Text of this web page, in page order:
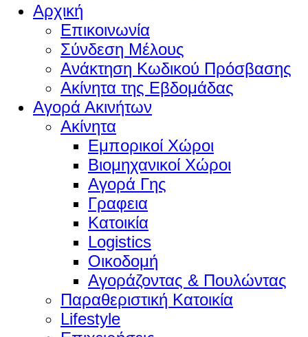
Αρχική
Επικοινωνία
Σύνδεση Μέλους
Ανάκτηση Κωδικού Πρόσβασης
Ακίνητα της Εβδομάδας
Αγορά Ακινήτων
Ακίνητα
Εμπορικοί Χώροι
Βιομηχανικοί Χώροι
Αγορά Γης
Γραφεια
Κατοικία
Logistics
Οικοδομή
Αγοράζοντας & Πουλώντας
Παραθεριστική Κατοικία
Lifestyle